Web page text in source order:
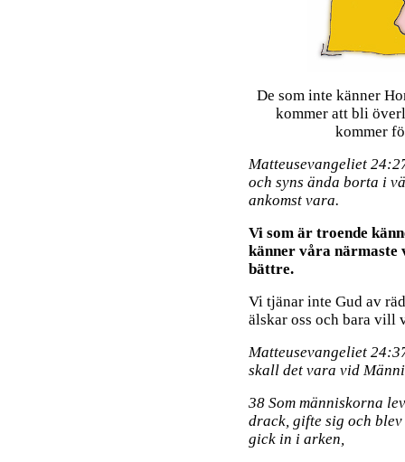
De som inte känner
kommer att bli
kommer
Matteusevangeliet
och syns ända borta i
ankomst vara.
Vi som är troende
känner våra närmaste
bättre.
Vi tjänar inte Gud av
älskar oss och bara vill
Matteusevangeliet
skall det vara vid
38 Som människorna
drack, gifte sig och
gick in i arken,